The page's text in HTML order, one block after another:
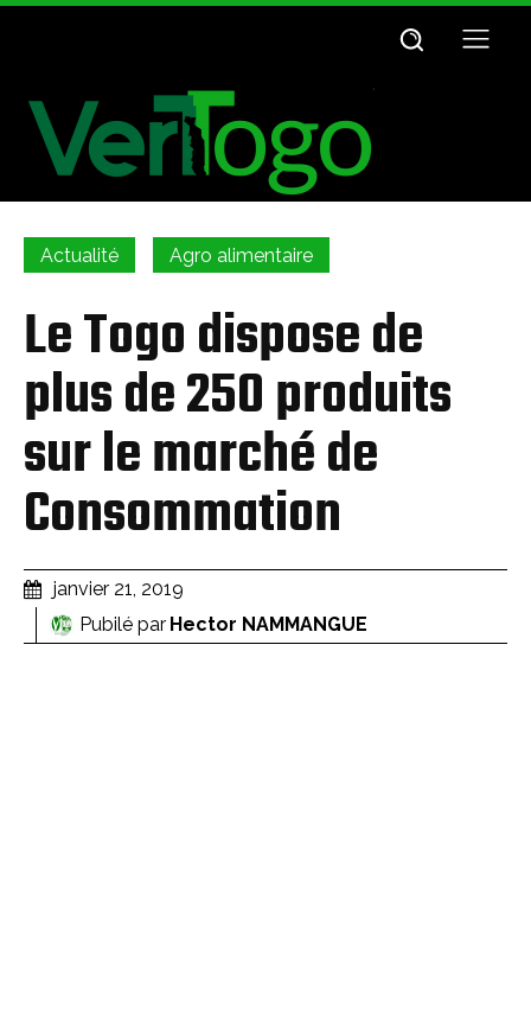
Actualité Agro alimentaire
Le Togo dispose de
plus de 250 produits
sur le marché de
Consommation
janvier 21, 2019
Pubilé par Hector NAMMANGUE